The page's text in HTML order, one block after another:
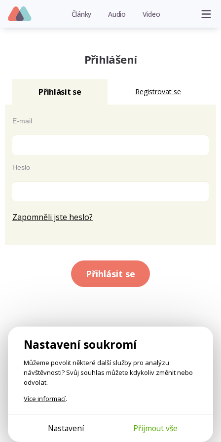
Články Audio Video
Přihlášení
Přihlásit se Registrovat se
E-mail
Heslo
Zapomněli jste heslo?
Přihlásit se
Nastavení soukromí
Můžeme povolit některé další služby pro analýzu
návštěvnosti? Svůj souhlas můžete kdykoliv změnit nebo
odvolat.
Více informací.
Nastavení Přijmout vše